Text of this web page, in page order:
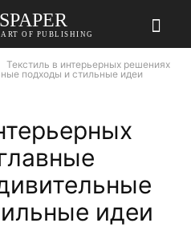
OF PUBLISHING
Текстиль в интерьерных решениях
подходы и стильные идеи
идеи